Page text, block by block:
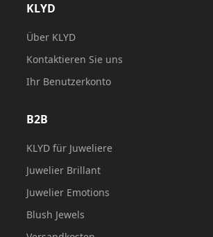
KLYD
Über KLYD
Kontaktieren Sie uns
Ihr Benutzerkonto
B2B
KLYD für Juweliere
Juwelier Brillant
Juwelier Emotions
Blush Jewels